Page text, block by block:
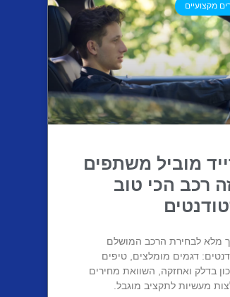
מקצועיים
מוביל משתפים
רכב הכי טוב
מלא לבחירת הרכב המושלם
דגמים מומלצים, טיפים
בדלק ואחזקה, השוואת מחירים
מעשיות לתקציב מוגבל.